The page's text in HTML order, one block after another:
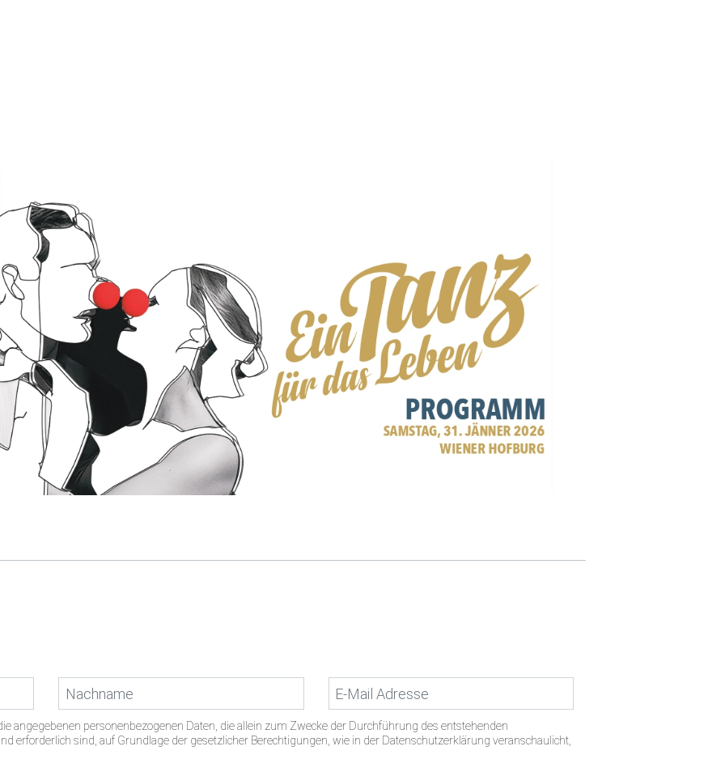
angegebenen personenbezogenen Daten, die allein zum Zwecke der Durchführung des entstehenden
erforderlich sind, auf Grundlage der gesetzlicher Berechtigungen, wie in der Datenschutzerklärung veranschaulicht,